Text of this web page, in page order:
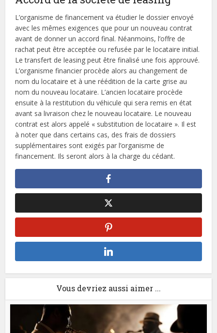
L’organisme de financement va étudier le dossier envoyé
avec les mêmes exigences que pour un nouveau contrat
avant de donner un accord final. Néanmoins, l’offre de
rachat peut être acceptée ou refusée par le locataire initial.
Le transfert de leasing peut être finalisé une fois approuvé.
L’organisme financier procède alors au changement de
nom du locataire et à une réédition de la carte grise au
nom du nouveau locataire. L’ancien locataire procède
ensuite à la restitution du véhicule qui sera remis en état
avant sa livraison chez le nouveau locataire. Le nouveau
contrat est alors appelé « substitution de locataire ». Il est
à noter que dans certains cas, des frais de dossiers
supplémentaires sont exigés par l’organisme de
financement. Ils seront alors à la charge du cédant.
Vous devriez aussi aimer ...